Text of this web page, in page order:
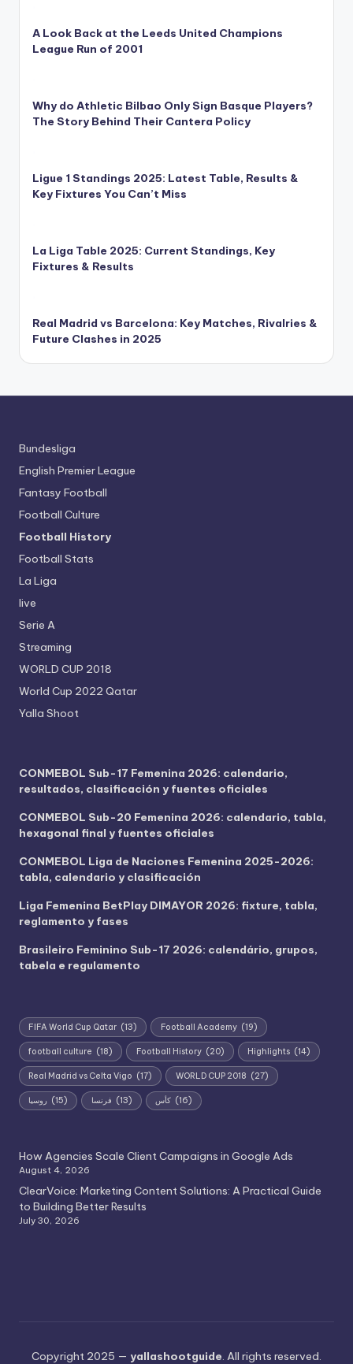
A Look Back at the Leeds United Champions
League Run of 2001
Why do Athletic Bilbao Only Sign Basque Players?
The Story Behind Their Cantera Policy
Ligue 1 Standings 2025: Latest Table, Results &
Key Fixtures You Can’t Miss
La Liga Table 2025: Current Standings, Key
Fixtures & Results
Real Madrid vs Barcelona: Key Matches, Rivalries &
Future Clashes in 2025
Bundesliga
English Premier League
Fantasy Football
Football Culture
Football History
Football Stats
La Liga
live
Serie A
Streaming
WORLD CUP 2018
World Cup 2022 Qatar
Yalla Shoot
CONMEBOL Sub-17 Femenina 2026: calendario,
resultados, clasificación y fuentes oficiales
CONMEBOL Sub-20 Femenina 2026: calendario, tabla,
hexagonal final y fuentes oficiales
CONMEBOL Liga de Naciones Femenina 2025-2026:
tabla, calendario y clasificación
Liga Femenina BetPlay DIMAYOR 2026: fixture, tabla,
reglamento y fases
Brasileiro Feminino Sub-17 2026: calendário, grupos,
tabela e regulamento
FIFA World Cup Qatar (13) Football Academy (19)
football culture (18) Football History (20) Highlights (14)
Real Madrid vs Celta Vigo (17) WORLD CUP 2018 (27)
روسيا (15) فرنسا (13) كأس (16)
How Agencies Scale Client Campaigns in Google Ads
August 4, 2026
ClearVoice: Marketing Content Solutions: A Practical Guide
to Building Better Results
July 30, 2026
Copyright 2025 — yallashootguide. All rights reserved.